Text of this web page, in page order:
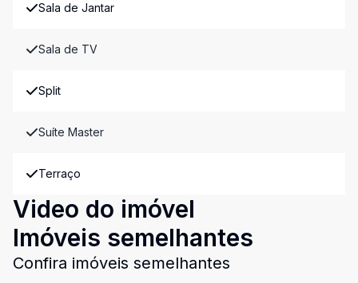
Sala de Jantar
Sala de TV
Split
Suíte Master
Terraço
Video do imóvel
Imóveis semelhantes
Confira imóveis semelhantes